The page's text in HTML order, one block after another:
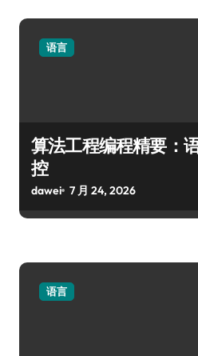
语言
算法工程编程精要：
控
dawei 7 月 24, 2026
语言